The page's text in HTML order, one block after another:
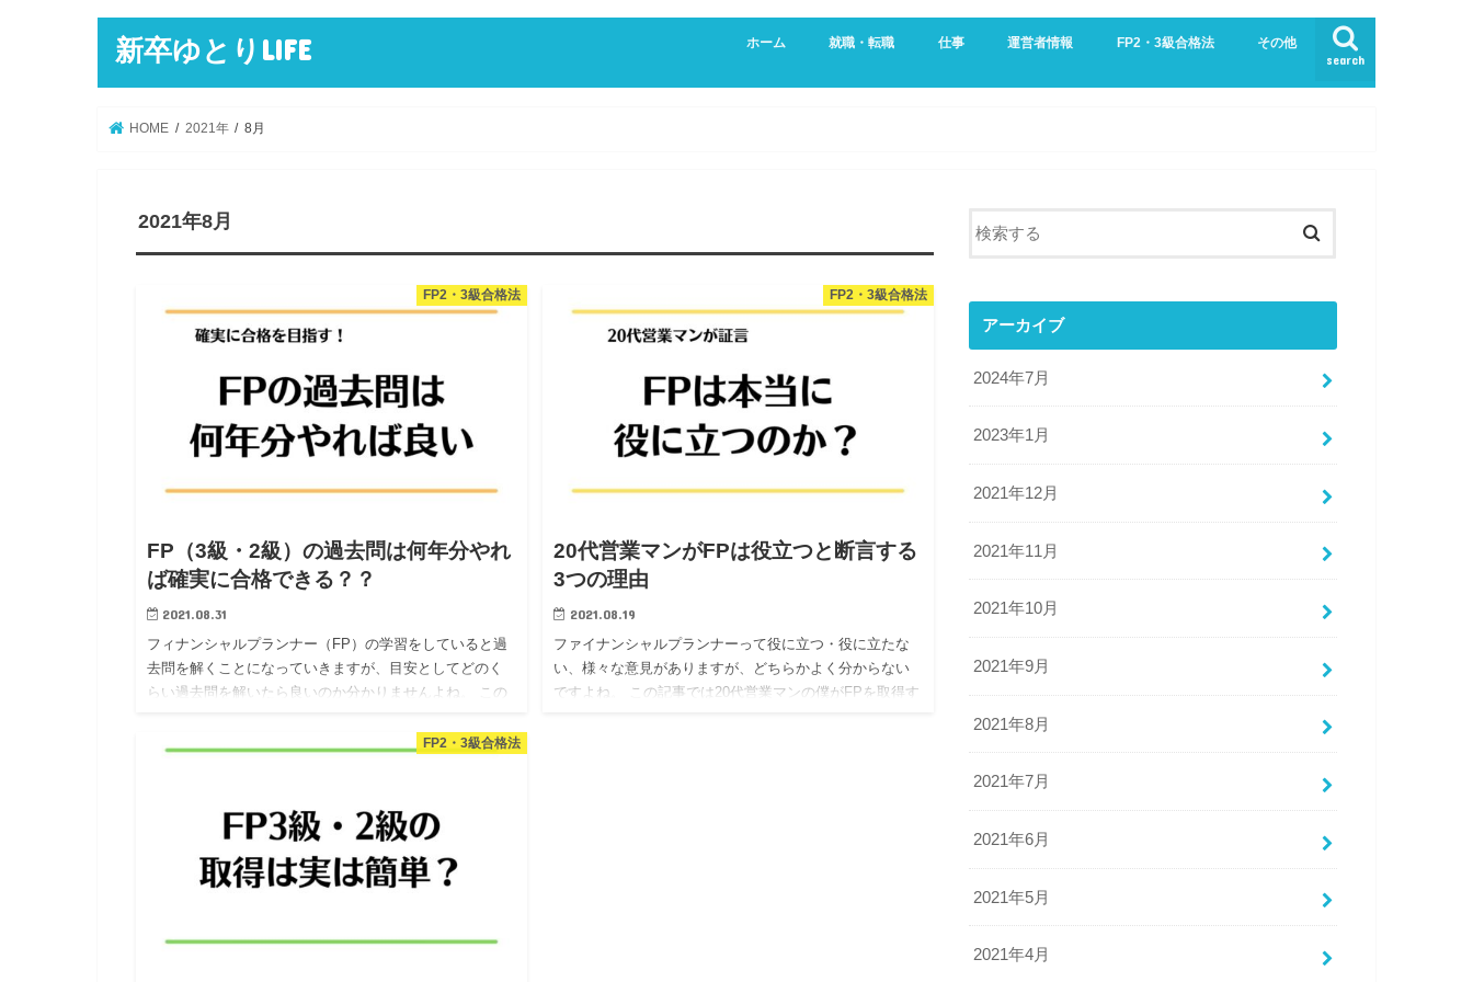
新卒ゆとりLIFE search
ホーム 就職・転職
新卒・就活生向け
20代向け転職サービス
仕事
営業
不動産業界
運営者情報 FP2・3級合格法 その他
生活
お問い合わせ
プライバシーポリシー・免責事項
サイトマップ
HOME 2021年 8月
2021年8月
FP2・3級合格法
FP（3級・2級）の過去問は何年分やれ
ば確実に合格できる？？
2021.08.31
フィナンシャルプランナー（FP）の学習をしていると過
去問を解くことになっていきますが、目安としてどのく
らい過去問を解いたら良いのか分かりませんよね。 この
FP2・3級合格法
20代営業マンがFPは役立つと断言する
3つの理由
2021.08.19
ファイナンシャルプランナーって役に立つ・役に立たな
い、様々な意見がありますが、どちらかよく分からない
ですよね。 この記事では20代営業マンの僕がFPを取得す
FP2・3級合格法
アーカイブ
2024年7月
2023年1月
2021年12月
2021年11月
2021年10月
2021年9月
2021年8月
2021年7月
2021年6月
2021年5月
2021年4月